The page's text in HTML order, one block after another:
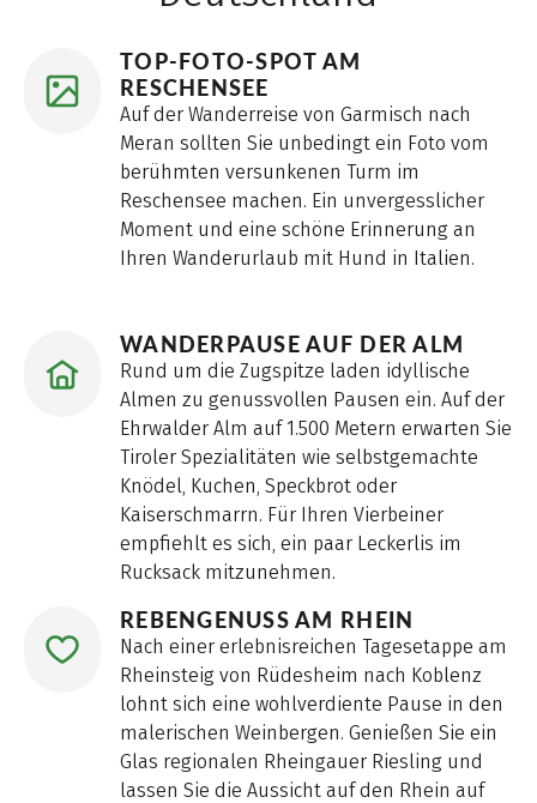
TOP-FOTO-SPOT AM
RESCHENSEE
Auf der Wanderreise von Garmisch nach
Meran sollten Sie unbedingt ein Foto vom
berühmten versunkenen Turm im
Reschensee machen. Ein unvergesslicher
Moment und eine schöne Erinnerung an
Ihren Wanderurlaub mit Hund in Italien.
WANDERPAUSE AUF DER ALM
Rund um die Zugspitze laden idyllische
Almen zu genussvollen Pausen ein. Auf der
Ehrwalder Alm auf 1.500 Metern erwarten Sie
Tiroler Spezialitäten wie selbstgemachte
Knödel, Kuchen, Speckbrot oder
Kaiserschmarrn. Für Ihren Vierbeiner
empfiehlt es sich, ein paar Leckerlis im
Rucksack mitzunehmen.
REBENGENUSS AM RHEIN
Nach einer erlebnisreichen Tagesetappe am
Rheinsteig von Rüdesheim nach Koblenz
lohnt sich eine wohlverdiente Pause in den
malerischen Weinbergen. Genießen Sie ein
Glas regionalen Rheingauer Riesling und
lassen Sie die Aussicht auf den Rhein auf